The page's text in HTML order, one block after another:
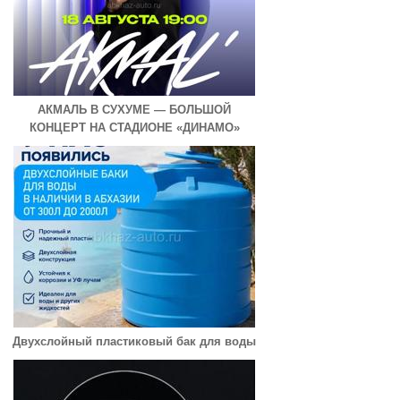
АКМАЛЬ В СУХУМЕ — БОЛЬШОЙ
КОНЦЕРТ НА СТАДИОНЕ «ДИНАМО»
Двухслойный пластиковый бак для воды